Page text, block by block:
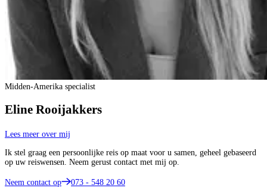
Midden-Amerika specialist
Eline Rooijakkers
Lees meer over mij
Ik stel graag een persoonlijke reis op maat voor u samen, geheel gebaseerd
op uw reiswensen. Neem gerust contact met mij op.
Neem contact op 073 - 548 20 60